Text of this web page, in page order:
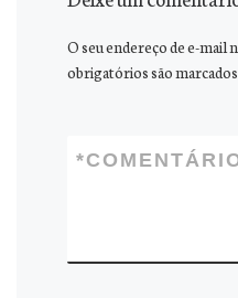
O seu endereço de e-mail
obrigatórios são
*